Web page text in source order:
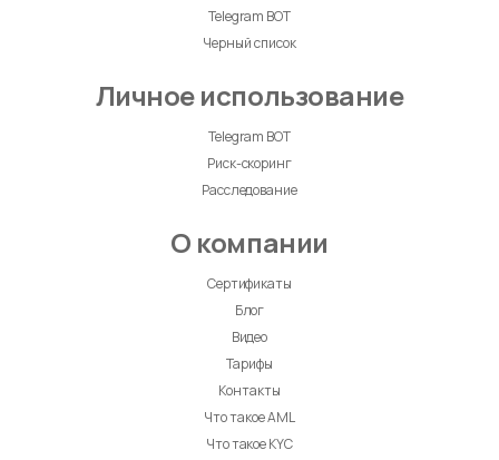
Telegram BOT
Черный список
Личное использование
Telegram BOT
Риск-скоринг
Расследование
О компании
Сертификаты
Блог
Видео
Тарифы
Контакты
Что такое AML
Что такое KYC